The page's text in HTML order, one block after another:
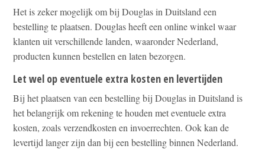
Het is zeker mogelijk om bij Douglas in Duitsland een
bestelling te plaatsen. Douglas heeft een online winkel waar
klanten uit verschillende landen, waaronder Nederland,
producten kunnen bestellen en laten bezorgen.
Let wel op eventuele extra kosten en levertijden
Bij het plaatsen van een bestelling bij Douglas in Duitsland is
het belangrijk om rekening te houden met eventuele extra
kosten, zoals verzendkosten en invoerrechten. Ook kan de
levertijd langer zijn dan bij een bestelling binnen Nederland.